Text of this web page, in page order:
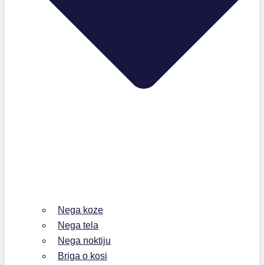
Nega koze
Nega tela
Nega noktiju
Briga o kosi